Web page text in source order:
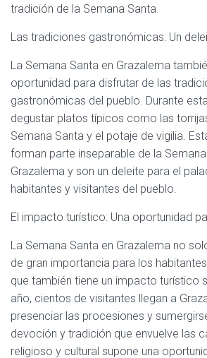
tradición de la Semana Santa.
Las tradiciones gastronómicas: Un
La Semana Santa en Grazalema
oportunidad para disfrutar de las
gastronómicas del pueblo. Durante
degustar platos típicos como las
Semana Santa y el potaje de vigilia.
forman parte inseparable de la
Grazalema y son un deleite para el
habitantes y visitantes del pueblo.
El impacto turístico: Una oportunidad
La Semana Santa en Grazalema no
de gran importancia para los
que también tiene un impacto turístico
año, cientos de visitantes llegan a
presenciar las procesiones y
devoción y tradición que envuelve las
religioso y cultural supone una